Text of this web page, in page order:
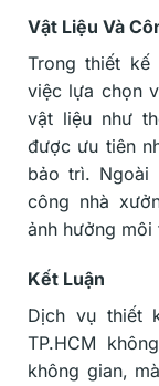
Vật Liệu Và
Trong thiết
việc lựa chọn
vật liệu như
được ưu tiên
bảo trì. Ngoài
công nhà
ảnh hưởng môi
Kết Luận
Dịch vụ thiết
TP.HCM
không gian,